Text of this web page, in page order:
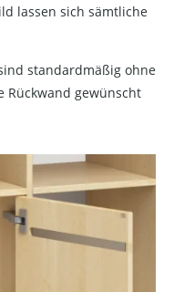
lassen sich sämtliche
standardmäßig ohne
Rückwand gewünscht